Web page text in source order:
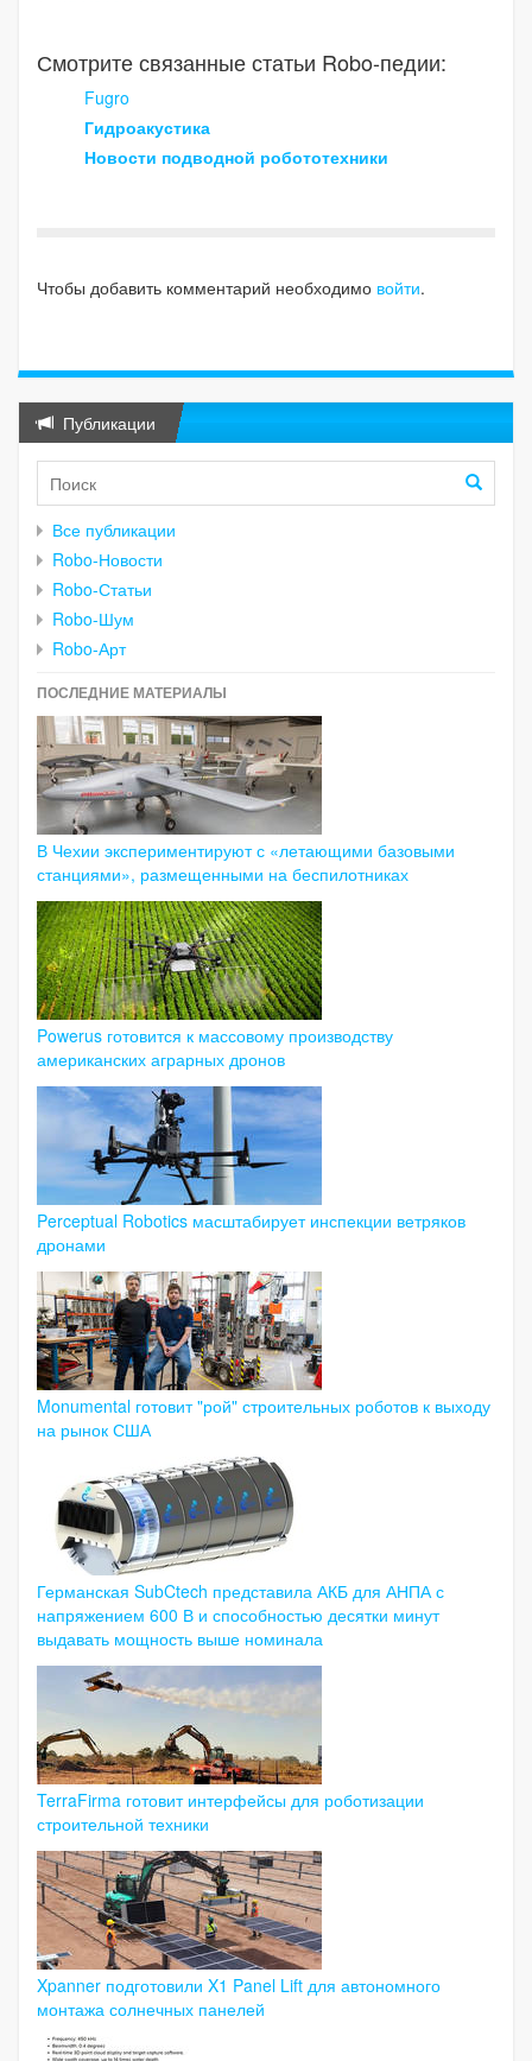
Смотрите связанные статьи Robo-педии:
Fugro
Гидроакустика
Новости подводной робототехники
Чтобы добавить комментарий необходимо войти.
Публикации
Все публикации
Robo-Новости
Robo-Статьи
Robo-Шум
Robo-Арт
ПОСЛЕДНИЕ МАТЕРИАЛЫ
В Чехии экспериментируют с «летающими базовыми
станциями», размещенными на беспилотниках
Powerus готовится к массовому производству
американских аграрных дронов
Perceptual Robotics масштабирует инспекции ветряков
дронами
Monumental готовит "рой" строительных роботов к выходу
на рынок США
Германская SubCtech представила АКБ для АНПА с
напряжением 600 В и способностью десятки минут
выдавать мощность выше номинала
TerraFirma готовит интерфейсы для роботизации
строительной техники
Xpanner подготовили X1 Panel Lift для автономного
монтажа солнечных панелей